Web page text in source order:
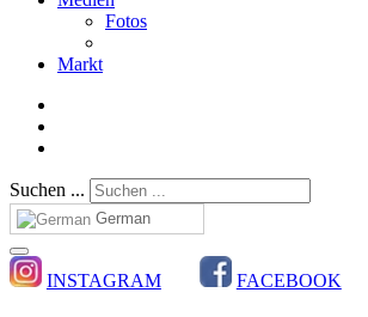
Fotos
Markt
Suchen ...
German
INSTAGRAM FACEBOOK